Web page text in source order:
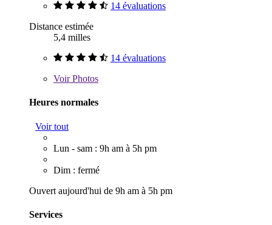
14 évaluations
Distance estimée
5,4 milles
14 évaluations
VoirPhotos
Heures normales
Voir tout
Lun - sam : 9h am à 5h pm
Dim : fermé
Ouvert aujourd'hui de 9h am à 5h pm
Services